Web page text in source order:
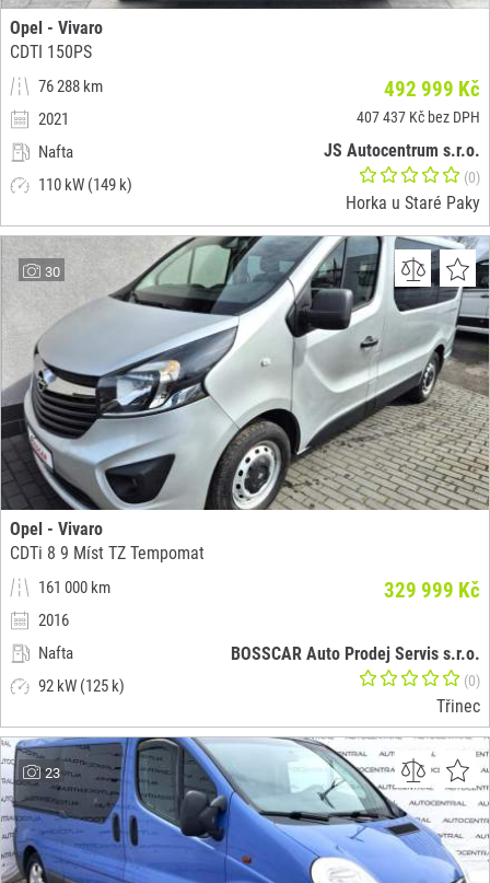
Opel - Vivaro
CDTI 150PS
76 288 km
2021
Nafta
110 kW (149 k)
492 999 Kč
407 437 Kč bez DPH
JS Autocentrum s.r.o.
(0)
Horka u Staré Paky
30
Opel - Vivaro
CDTi 8 9 Míst TZ Tempomat
161 000 km
2016
Nafta
92 kW (125 k)
329 999 Kč
BOSSCAR Auto Prodej Servis s.r.o.
(0)
Třinec
23